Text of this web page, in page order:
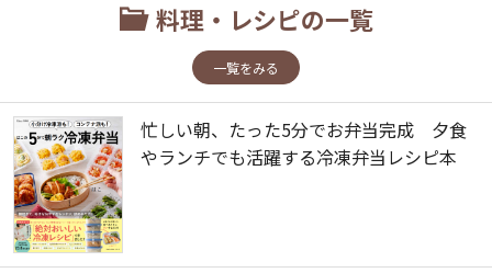
料理・レシピの一覧
一覧をみる
忙しい朝、たった5分でお弁当完成 夕食
やランチでも活躍する冷凍弁当レシピ本